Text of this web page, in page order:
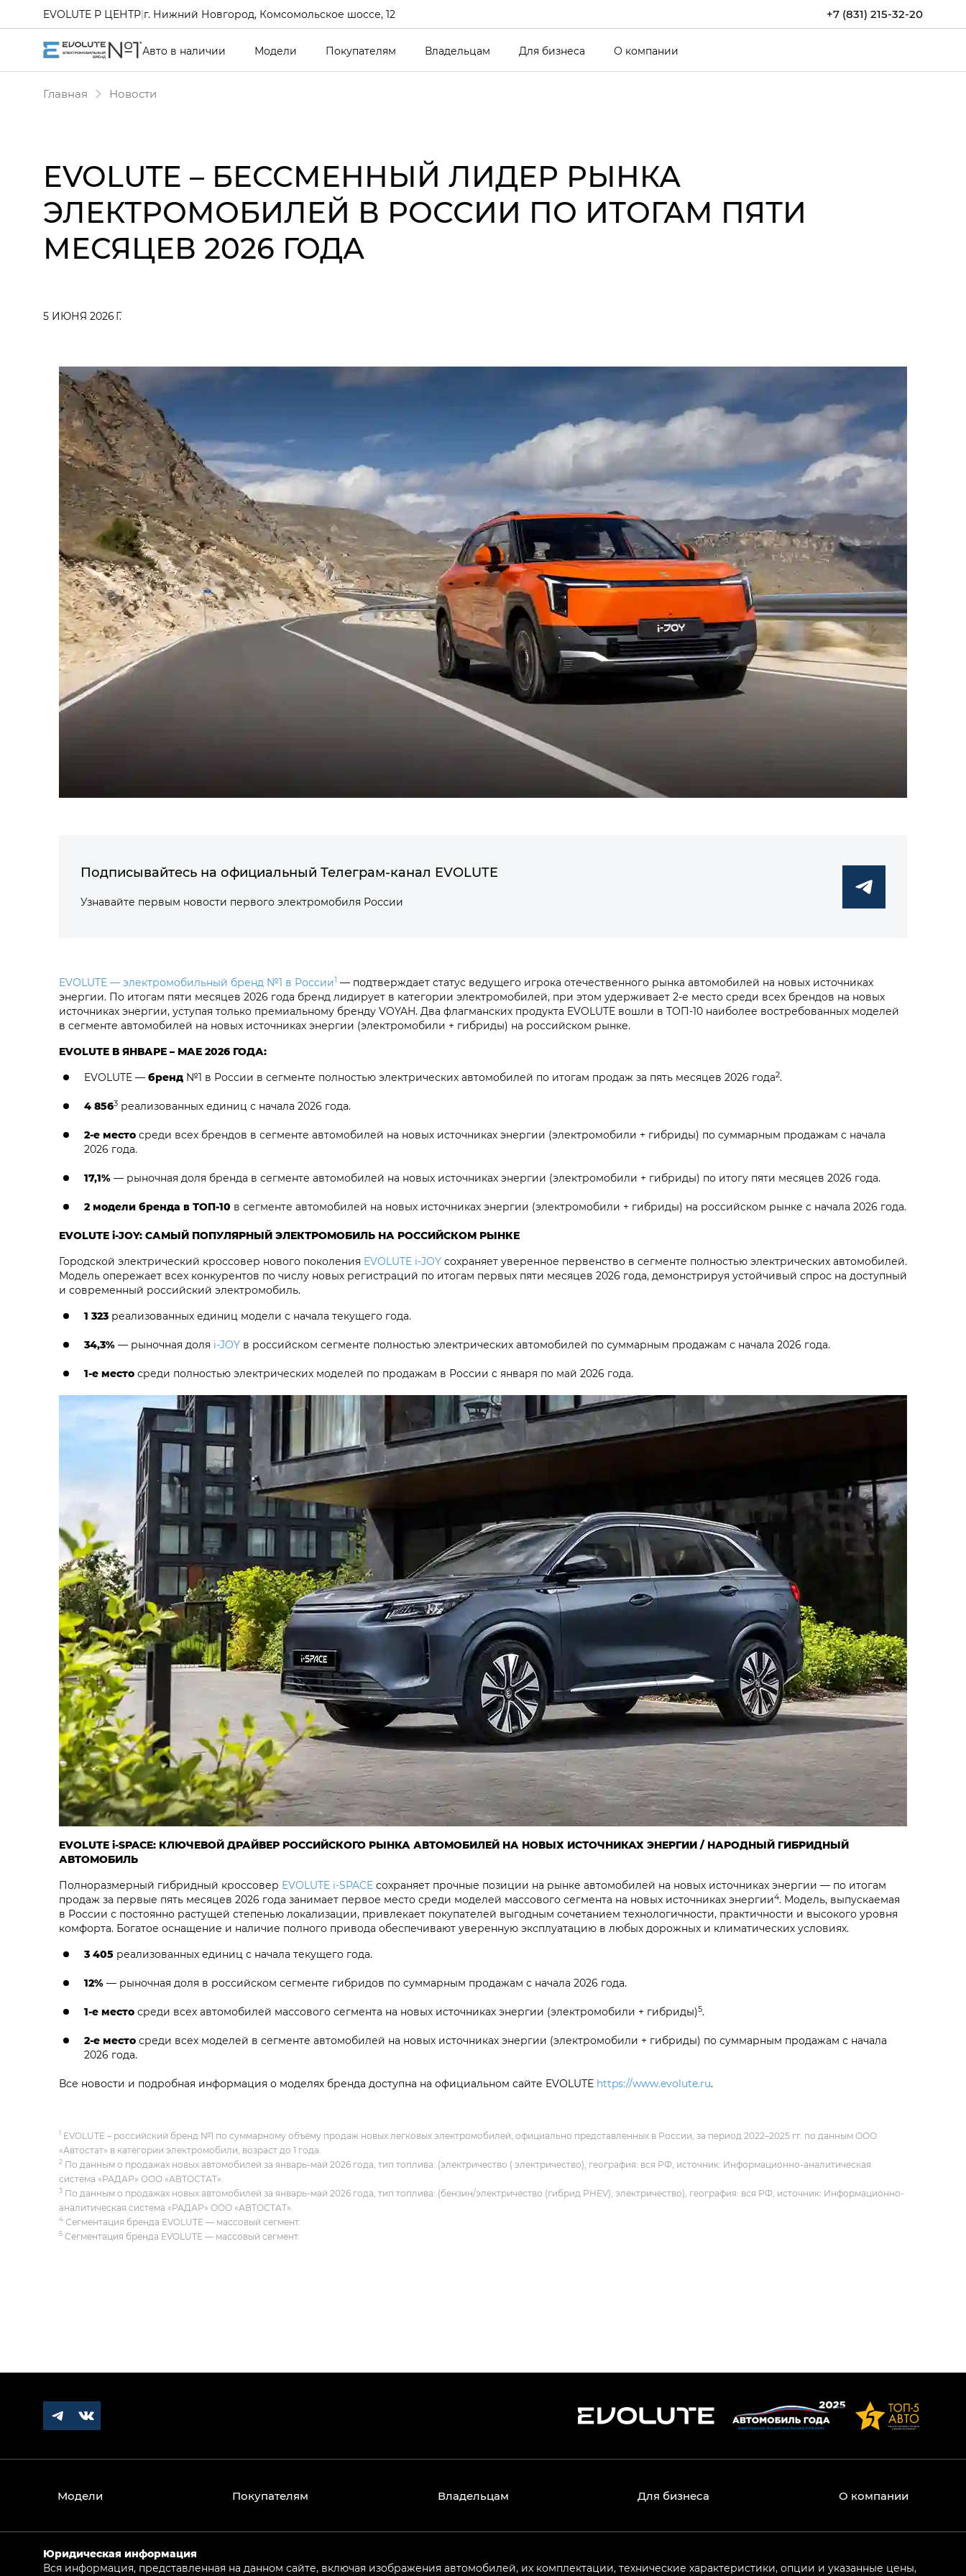
+7 (831) 215-32-20
EVOLUTE Р ЦЕНТР|г. Нижний Новгород, Комсомольское шоссе, 12
Авто в наличии Модели Покупателям Владельцам Для бизнеса О компании
Главная Новости
EVOLUTE – БЕССМЕННЫЙ ЛИДЕР РЫНКА
ЭЛЕКТРОМОБИЛЕЙ В РОССИИ ПО ИТОГАМ ПЯТИ
МЕСЯЦЕВ 2026 ГОДА
5 ИЮНЯ 2026 Г.
Подписывайтесь на официальный Телеграм-канал EVOLUTE
Узнавайте первым новости первого электромобиля России
EVOLUTE — электромобильный бренд №1 в России1 — подтверждает статус ведущего игрока отечественного рынка автомобилей на новых источниках
энергии. По итогам пяти месяцев 2026 года бренд лидирует в категории электромобилей, при этом удерживает 2-е место среди всех брендов на новых
источниках энергии, уступая только премиальному бренду VOYAH. Два флагманских продукта EVOLUTE вошли в ТОП-10 наиболее востребованных моделей
в сегменте автомобилей на новых источниках энергии (электромобили + гибриды) на российском рынке.
EVOLUTE В ЯНВАРЕ – МАЕ 2026 ГОДА:
EVOLUTE — бренд №1 в России в сегменте полностью электрических автомобилей по итогам продаж за пять месяцев 2026 года2.
4 8563 реализованных единиц с начала 2026 года.
2-е место среди всех брендов в сегменте автомобилей на новых источниках энергии (электромобили + гибриды) по суммарным продажам с начала
2026 года.
17,1% — рыночная доля бренда в сегменте автомобилей на новых источниках энергии (электромобили + гибриды) по итогу пяти месяцев 2026 года.
2 модели бренда в ТОП-10 в сегменте автомобилей на новых источниках энергии (электромобили + гибриды) на российском рынке с начала 2026 года.
EVOLUTE i‑JOY: САМЫЙ ПОПУЛЯРНЫЙ ЭЛЕКТРОМОБИЛЬ НА РОССИЙСКОМ РЫНКЕ
Городской электрический кроссовер нового поколения EVOLUTE i‑JOY сохраняет уверенное первенство в сегменте полностью электрических автомобилей.
Модель опережает всех конкурентов по числу новых регистраций по итогам первых пяти месяцев 2026 года, демонстрируя устойчивый спрос на доступный
и современный российский электромобиль.
1 323 реализованных единиц модели с начала текущего года.
34,3% — рыночная доля i‑JOY в российском сегменте полностью электрических автомобилей по суммарным продажам с начала 2026 года.
1-е место среди полностью электрических моделей по продажам в России с января по май 2026 года.
EVOLUTE i‑SPACE: КЛЮЧЕВОЙ ДРАЙВЕР РОССИЙСКОГО РЫНКА АВТОМОБИЛЕЙ НА НОВЫХ ИСТОЧНИКАХ ЭНЕРГИИ / НАРОДНЫЙ ГИБРИДНЫЙ
АВТОМОБИЛЬ
Полноразмерный гибридный кроссовер EVOLUTE i‑SPACE сохраняет прочные позиции на рынке автомобилей на новых источниках энергии — по итогам
продаж за первые пять месяцев 2026 года занимает первое место среди моделей массового сегмента на новых источниках энергии4. Модель, выпускаемая
в России с постоянно растущей степенью локализации, привлекает покупателей выгодным сочетанием технологичности, практичности и высокого уровня
комфорта. Богатое оснащение и наличие полного привода обеспечивают уверенную эксплуатацию в любых дорожных и климатических условиях.
3 405 реализованных единиц с начала текущего года.
12% — рыночная доля в российском сегменте гибридов по суммарным продажам с начала 2026 года.
1-е место среди всех автомобилей массового сегмента на новых источниках энергии (электромобили + гибриды)5.
2-е место среди всех моделей в сегменте автомобилей на новых источниках энергии (электромобили + гибриды) по суммарным продажам с начала
2026 года.
Все новости и подробная информация о моделях бренда доступна на официальном сайте EVOLUTE https://www.evolute.ru.
1 EVOLUTE – российский бренд №1 по суммарному объёму продаж новых легковых электромобилей, официально представленных в России, за период 2022–2025 гг. по данным ООО
«Автостат» в категории электромобили, возраст до 1 года.
2 По данным о продажах новых автомобилей за январь-май 2026 года, тип топлива: (электричество ( электричество), география: вся РФ, источник: Информационно-аналитическая
система «РАДАР» ООО «АВТОСТАТ».
3 По данным о продажах новых автомобилей за январь-май 2026 года, тип топлива: (бензин/электричество (гибрид PHEV), электричество), география: вся РФ, источник: Информационно-
аналитическая система «РАДАР» ООО «АВТОСТАТ».
4 Сегментация бренда EVOLUTE — массовый сегмент.
5 Сегментация бренда EVOLUTE — массовый сегмент.
Модели Покупателям Владельцам Для бизнеса О компании
Юридическая информация
Вся информация, представленная на данном сайте, включая изображения автомобилей, их комплектации, технические характеристики, опции и указанные цены,